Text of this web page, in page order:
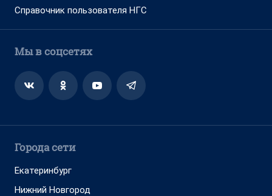
Справочник пользователя НГС
Мы в соцсетях
Города сети
Екатеринбург
Нижний Новгород